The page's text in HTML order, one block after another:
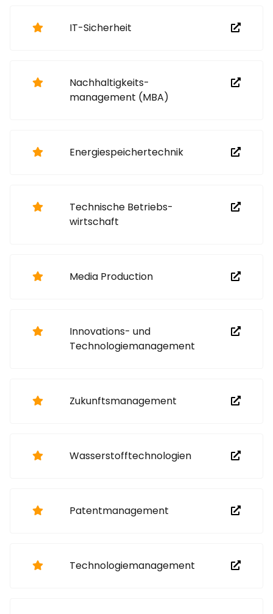
IT-Sicherheit
Nachhaltigkeits­
management (MBA)
Energie­speicher­technik
Technische Betriebs­
wirtschaft
Media Production
Innovations- und
Technologie­management
Zukunftsmanagement
Wasser­stoff­technologien
Patentmanagement
Technologiemanagement